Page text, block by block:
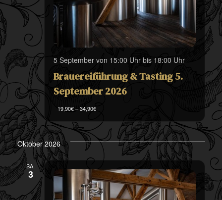
Brauereiführung & Tasting 5.
September 2026
5 September von 15:00 Uhrbis 18:00 Uhr
19,90€ – 34,90€
Oktober 2026
SA.
3